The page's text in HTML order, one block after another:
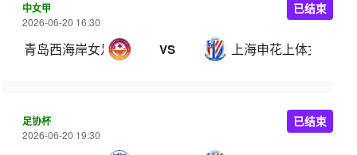
中女甲
2026-06-20 16:30
青岛西海岸女足 VS 上海申花上体女足
已结束
足协杯
2026-06-20 19:30
已结束